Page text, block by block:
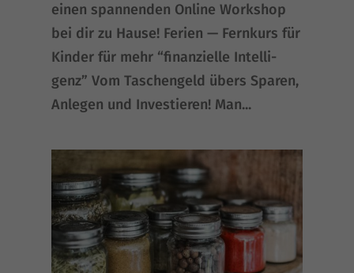
einen span­nen­den Online Work­shop
bei dir zu Hause! Feri­en — Fern­kurs für
Kin­der für mehr “finan­zi­el­le Intel­li­
genz” Vom Taschen­geld übers Spa­ren,
Anle­gen und Inves­tie­ren! Man...